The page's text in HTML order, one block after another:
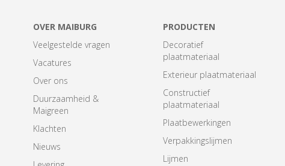
OVER MAIBURG
Veelgestelde vragen
Vacatures
Over ons
Duurzaamheid &
Maigreen
Klachten
Nieuws
PRODUCTEN
Decoratief
plaatmateriaal
Exterieur plaatmateriaal
Constructief
plaatmateriaal
Plaatbewerkingen
Verpakkingslijmen
Lijmen